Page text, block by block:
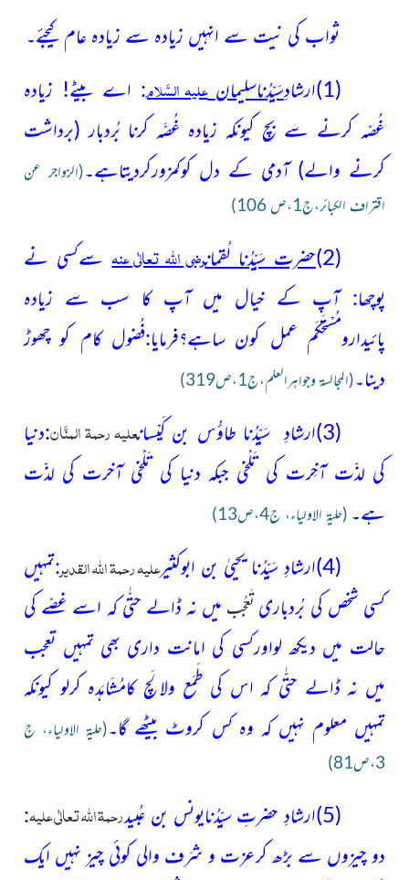
ثواب کی نیت سے انہیں زیادہ سے زیادہ عام کیجئے۔
(1) ارشادِسَیِّدُناسلیمان علیہ السَّلام: اے بیٹے! زیادہ
غُصّہ کرنے سے بچ کیونکہ زیادہ غُصَّہ کرنا بُردبار (برداشت
کرنے والے)آدمی کے دل کوکمزورکردیتاہے۔(الزواجر عن
اقتراف الکبائر،ج1،ص 106)
(2) حضرت سَیِّدُنا لُقمانرضی اللہ تعالٰی عنہ سےکسی نے
پوچھا: آپ کے خیال میں آپ کا سب سے زیادہ
پائیدارومُسْتَحْکَم عمل کون ساہے؟فرمایا:فُضول کام کو چھوڑ
دینا۔(المجالسۃ وجواهرالعلم،ج1،ص319)
(3) ارشادِ سَیِّدُنا طاؤُس بن کَیْسانعلیہ رحمۃ المنَّان:دنیا
کی لذّت آخِرت کی تَلْخی جبکہ دنیا کی تَلْخی آخرت کی لذّت
ہے۔ (حلیۃ الاولیاء، ج4،ص13)
(4)ارشادِ سَیِّدُنا یحییٰ بن ابوکثیر علیہ رحمۃ اللہ القدیر:تمہیں
کسی شخص کی بُردباری تَعجُّب میں نہ ڈالے حتّٰی کہ اسے غصّے کی
حالت میں دیکھ لواورکسی کی امانت داری بھی تمہیں تعجب
میں نہ ڈالے حتّٰی کہ اس کی طَمَع ولالَچ کامُشَاہَدہ کرلو کیونکہ
تمہیں معلوم نہیں کہ وہ کس کروٹ بیٹھے گا۔(حلیۃ الاولیاء، ج
3،ص81)
(5) ارشادِ حضرتِ سیِّدُنایونس بن عُبیدرحمۃ اللہ تعالٰی علیہ:
دو چیزوں سے بڑھ کرعزت و شرَف والی کوئی چیز نہیں ایک